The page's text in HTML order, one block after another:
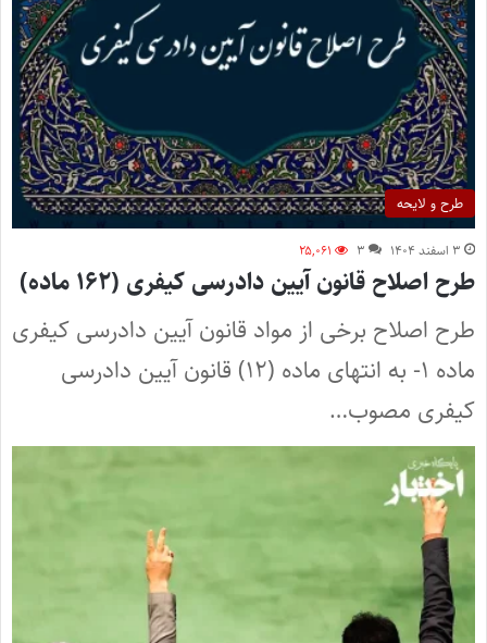
طرح و لایحه
۳ اسفند ۱۴۰۴ ۳ ۲۵,۰۶۱
طرح اصلاح قانون آیین دادرسی کیفری (۱۶۲ ماده)
طرح اصلاح برخی از مواد قانون آیین دادرسی کیفری
ماده ۱- به انتهای ماده (۱۲) قانون آیین دادرسی
کیفری مصوب…